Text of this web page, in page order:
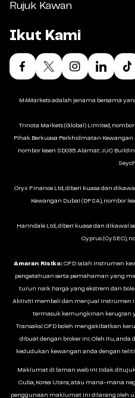
Rujuk Kawan
Ikut Kami
M4Markets adalah jenama bersama
Trinota Markets (Global) Limited,
Pihak Berkuasa Perkhidmatan Kewangan
nombor lesen SD035. Alamat: JUC
Oryx Finance Ltd, diberi kuasa dan
Kewangan Dubai (DFSA), nombor
Harindale Ltd, diberi kuasa dan dikawal
Cyprus (CySEC),
Amaran Risiko:CFD ialah instrumen
pengetahuan serta pemahaman yang
turun naik harga yang ekstrem dan
Aktiviti membeli dan menjual instrumen
termasuk kemungkinan kerugian
Transaksi CFD boleh mengakibatkan
dibuat dengan broker ini. Oleh itu,
kedudukan kewangan anda dengan
Maklumat di laman web ini tidak
Cuba, Korea Utara, atau mana-mana
penggunaan maklumat ini dilarang oleh